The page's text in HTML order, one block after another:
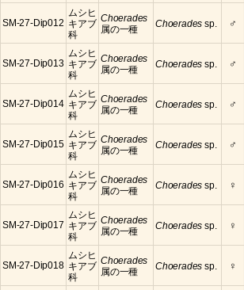
SM-27-Dip012
ムシヒ
キアブ
科
Choerades
属の一種
Choerades sp. ♂
SM-27-Dip013
ムシヒ
キアブ
科
Choerades
属の一種
Choerades sp. ♂
SM-27-Dip014
ムシヒ
キアブ
科
Choerades
属の一種
Choerades sp. ♂
SM-27-Dip015
ムシヒ
キアブ
科
Choerades
属の一種
Choerades sp. ♂
SM-27-Dip016
ムシヒ
キアブ
科
Choerades
属の一種
Choerades sp. ♀
SM-27-Dip017
ムシヒ
キアブ
科
Choerades
属の一種
Choerades sp. ♀
SM-27-Dip018
ムシヒ
キアブ
科
Choerades
属の一種
Choerades sp. ♀